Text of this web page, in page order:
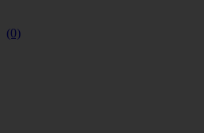
(0)